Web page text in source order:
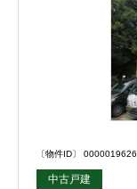
〔物件ID〕 0000019626
中古戸建